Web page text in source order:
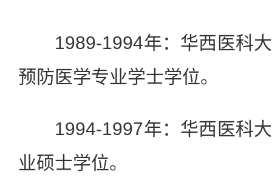
1989-1994年：华西医科大
预防医学专业学士学位。
1994-1997年：华西医科
业硕士学位。